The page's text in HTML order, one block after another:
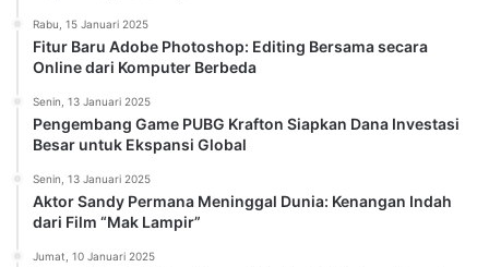
Rabu, 15 Januari 2025
Fitur Baru Adobe Photoshop: Editing Bersama secara
Online dari Komputer Berbeda
Senin, 13 Januari 2025
Pengembang Game PUBG Krafton Siapkan Dana Investasi
Besar untuk Ekspansi Global
Senin, 13 Januari 2025
Aktor Sandy Permana Meninggal Dunia: Kenangan Indah
dari Film “Mak Lampir”
Jumat, 10 Januari 2025